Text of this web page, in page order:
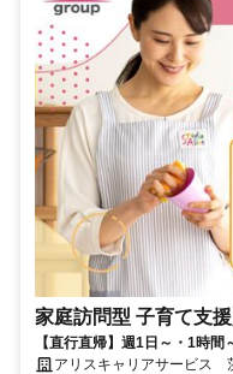
家庭訪問型 子育て支
【直行直帰】週1日～・1時
業】保育士や看護師の資格を
アリスキャリアサービス